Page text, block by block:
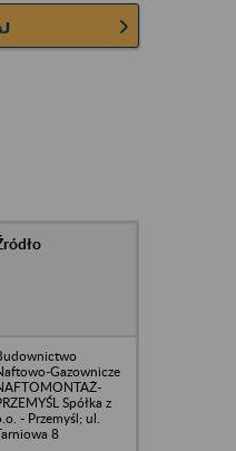
Gazownicze
Spółka z
- Przemyśl; ul.
8